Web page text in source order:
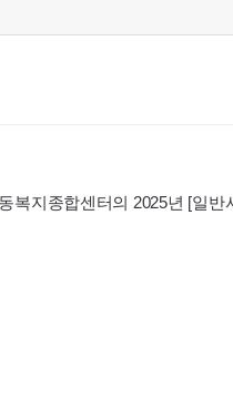
복지종합센터의 2025년 [일